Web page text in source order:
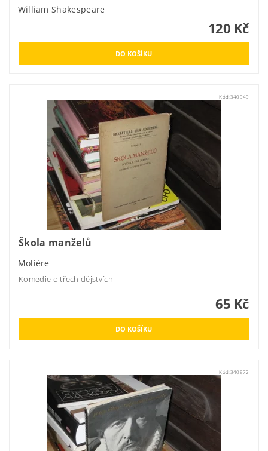
William Shakespeare
120 Kč
Kód:340949
Škola manželů
Moliére
Komedie o třech dějstvích
65 Kč
Kód: 340872